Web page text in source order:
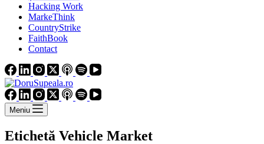
Hacking Work
MarkeThink
CountryStrike
FaithBook
Contact
Meniu
Etichetă Vehicle Market